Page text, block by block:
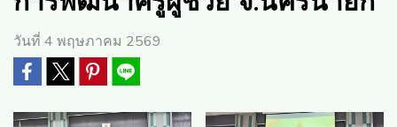
วันที่ 4 พฤษภาคม 2569